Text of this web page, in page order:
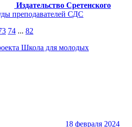
Издательство Сретенского
преподавателей СДС
74 ... 82
Школа для молодых
18 февраля 2024